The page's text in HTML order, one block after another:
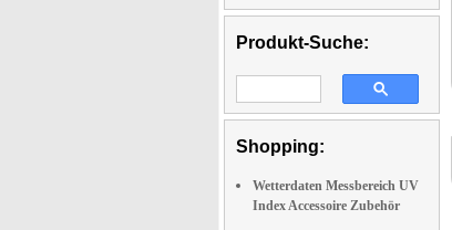
Produkt-Suche:
Shopping:
Wetterdaten Messbereich UV
Index Accessoire Zubehör